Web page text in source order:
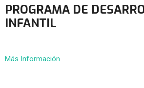
PROGRAMA DE
INFANTIL
Más Información